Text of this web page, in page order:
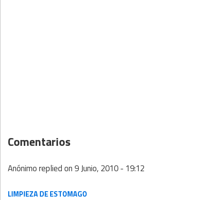
Comentarios
Anónimoreplied on9 Junio, 2010 - 19:12
LIMPIEZA DE ESTOMAGO